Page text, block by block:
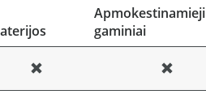
Apmokestinamieji
gaminiai